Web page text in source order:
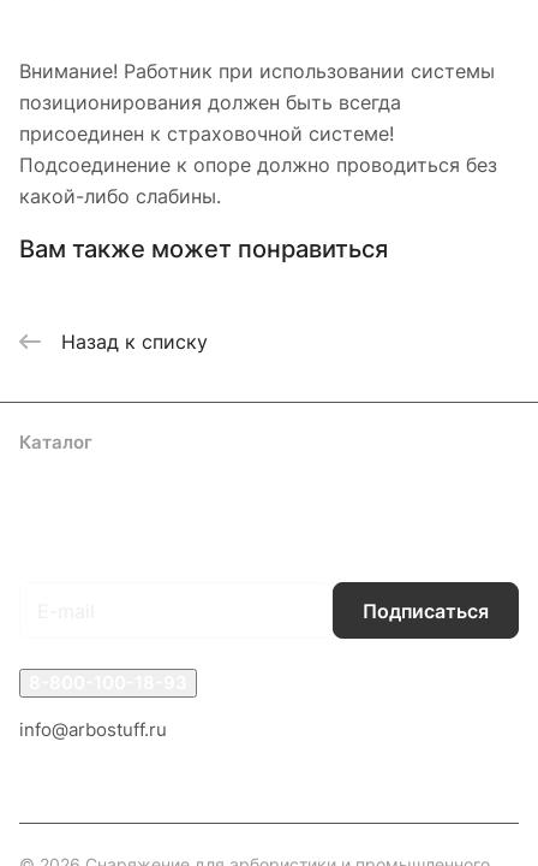
Внимание! Работник при использовании системы
позиционирования должен быть всегда
присоединен к страховочной системе!
Подсоединение к опоре должно проводиться без
какой-либо слабины.
Вам также может понравиться
Назад к списку
Каталог
Подписаться
info@arbostuff.ru